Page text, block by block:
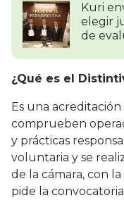
Kuri
elegir
de
¿Qué es el
Es una
comprueben
y prácticas
voluntaria y se
de la cámara, con
pide la